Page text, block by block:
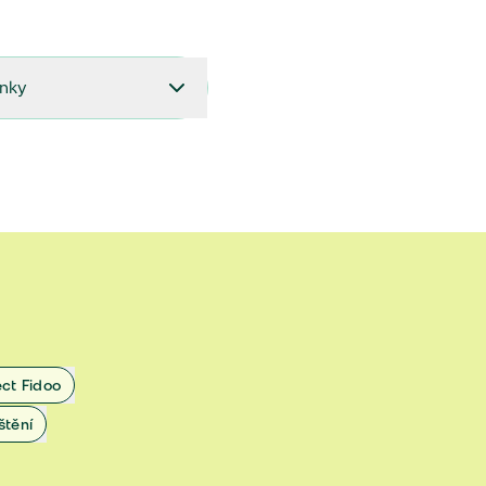
do 31.10.2022
do 8.7.2020
do 31.10.2019
Fidoo